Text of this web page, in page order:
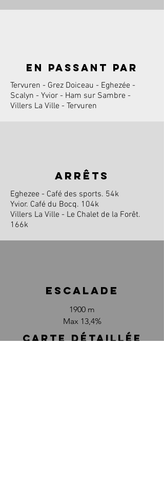
en passant par
Tervuren - Grez Doiceau - Eghezée -
Scalyn - Yvior - Ham sur Sambre -
Villers La Ville - Tervuren
arrêts
Eghezee - Café des sports. 54k
Yvior. Café du Bocq. 104k
Villers La Ville - Le Chalet de la Forêt.
166k
escalade
1900 m
Max 13,4%
CARTE DÉTAILLÉE